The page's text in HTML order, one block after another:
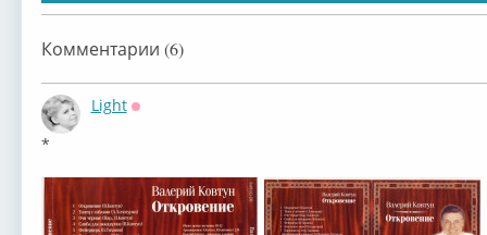
Комментарии (6)
Light
*